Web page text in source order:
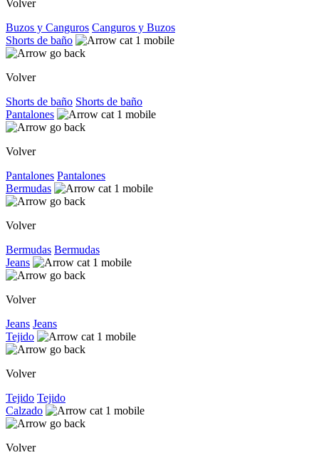
Volver
Buzos y Canguros Canguros y Buzos
Shorts de baño
Volver
Shorts de baño Shorts de baño
Pantalones
Volver
Pantalones Pantalones
Bermudas
Volver
Bermudas Bermudas
Jeans
Volver
Jeans Jeans
Tejido
Volver
Tejido Tejido
Calzado
Volver